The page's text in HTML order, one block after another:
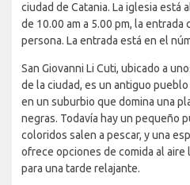
ciudad de Catania. La iglesia está
de 10.00 am a 5.00 pm, la
persona. La entrada está en el
San Giovanni Li Cuti, ubicado a
de la ciudad, es un antiguo
en un suburbio que domina una
negras. Todavía hay un pequeño
coloridos salen a pescar, y una
ofrece opciones de comida al aire
para una tarde relajante.